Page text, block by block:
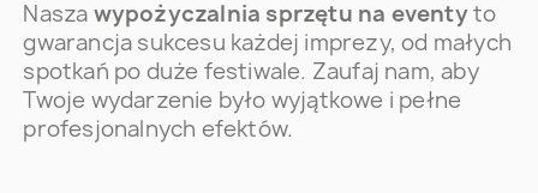
Nasza wypożyczalnia sprzętu na eventyto
gwarancja sukcesu każdej imprezy, od małych
spotkań po duże festiwale. Zaufaj nam, aby
Twoje wydarzenie było wyjątkowe i pełne
profesjonalnych efektów.